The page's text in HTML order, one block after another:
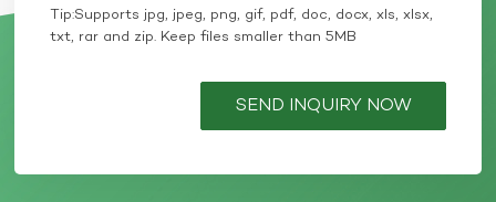
Tip:Supports jpg, jpeg, png, gif, pdf, doc, docx, xls, xlsx,
txt, rar and zip. Keep files smaller than 5MB
SEND INQUIRY NOW